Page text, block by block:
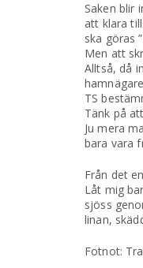
Saken blir
att klara
ska göras
Men att
Alltså, då
TS
Tänk på
Ju mera
bara vara
Från det
Låt mig
sjöss
linan,
Fotnot: